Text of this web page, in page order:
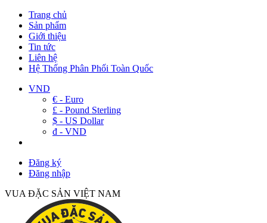
Trang chủ
Sản phẩm
Giới thiệu
Tin tức
Liên hệ
Hệ Thống Phân Phối Toàn Quốc
VND
€ - Euro
£ - Pound Sterling
$ - US Dollar
đ - VND
Đăng ký
Đăng nhập
VUA ĐẶC SẢN VIỆT NAM